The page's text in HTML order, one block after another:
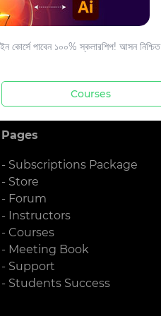
Pages
- Subscriptions Package
- Store
- Forum
- Instructors
- Courses
- Meeting Book
- Support
- Students Success
কোর্সে পাবেন ১০০% স্কলারশিপ! আসন নিশ্চিত
Courses